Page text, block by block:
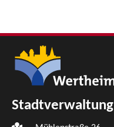
Stadtverwaltung